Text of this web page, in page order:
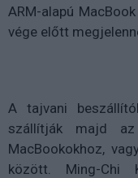
ARM-alapú
vége előtt
A tajvani
szállítják majd az
MacBookokhoz,
között. Ming-Chi